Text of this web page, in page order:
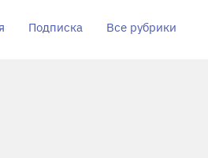
Подписка Все рубрики